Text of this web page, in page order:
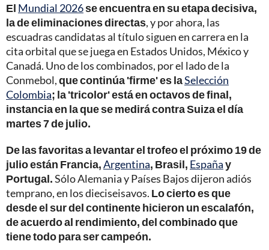
El Mundial 2026se encuentra en su etapa decisiva,
la de eliminaciones directas, y por ahora, las
escuadras candidatas al título siguen en carrera en la
cita orbital que se juega en Estados Unidos, México y
Canadá. Uno de los combinados, por el lado de la
Conmebol,que continúa 'firme' es laSelección
Colombia; la 'tricolor' está en octavos de final,
instancia en la que se medirá contra Suiza el día
martes 7 de julio.
De las favoritas a levantar el trofeo el próximo 19 de
julio están Francia,Argentina, Brasil, Españay
Portugal.Sólo Alemania y Países Bajos dijeron adiós
temprano, en los dieciseisavos. Lo cierto es que
desde el sur del continente hicieron un escalafón,
de acuerdo al rendimiento, del combinado que
tiene todo para ser campeón.